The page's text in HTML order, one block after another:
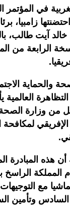
في المؤتمر
احتضنتها زامبيا،
خالد آيت طالب،
الرابعة من
والحماية
العالمية
كل من وزارة
الإفريقي
هذه المبادرة
المملكة الراسخ
مع
السادس وتأمين